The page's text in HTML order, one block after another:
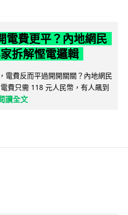
電費更平？內地網民
拆解慳電邏輯
電費反而平過開開關關？內地網民
費只需 118 元人民幣，有人飆到
讀全文